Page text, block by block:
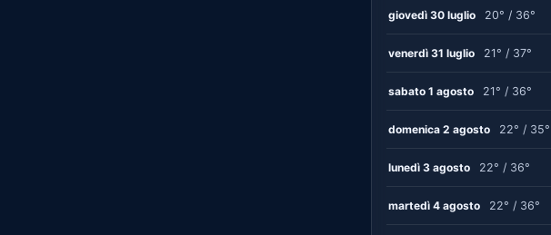
giovedì 30 luglio 20° / 36°
venerdì 31 luglio 21° / 37°
sabato 1 agosto 21° / 36°
domenica 2 agosto 22° / 35°
lunedì 3 agosto 22° / 36°
martedì 4 agosto 22° / 36°